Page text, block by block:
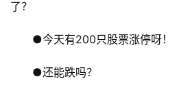
了？
●今天有200只股票涨停呀！
●还能跌吗？